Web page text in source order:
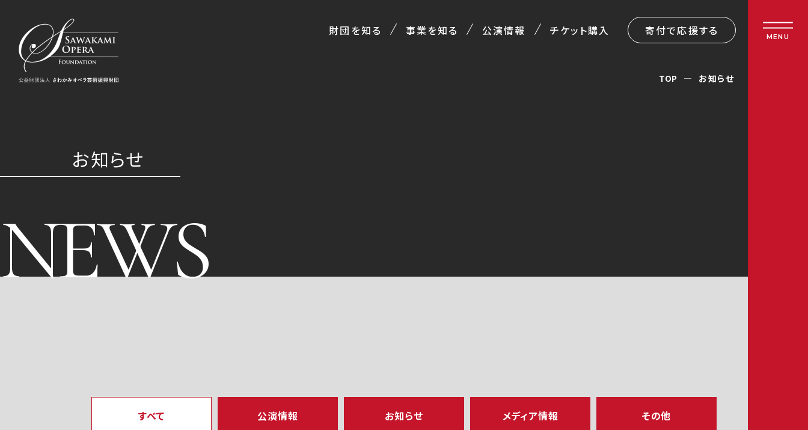
財団を知る 事業を知る 公演情報 チケット購入 寄付で応援する MENU
お知らせ
NEWS
TOP お知らせ
すべて 公演情報 お知らせ メディア情報 その他